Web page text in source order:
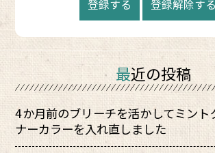
最近の投稿
4か月前のブリーチを活かしてミント
ナーカラーを入れ直しました